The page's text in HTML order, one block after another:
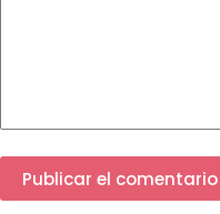
Publicar el comentario